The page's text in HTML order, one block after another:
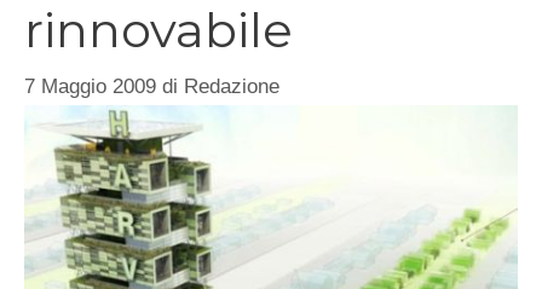
rinnovabile
7 Maggio 2009 di Redazione